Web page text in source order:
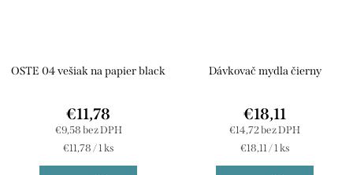
OSTE 04 vešiak na papier black
€9,58 bez DPH
€11,78
Jednotková
€11,78 / 1 ks
Dávkovač mydla čierny
€14,72 bez DPH
€18,11
Jednotková
€18,11 / 1 ks